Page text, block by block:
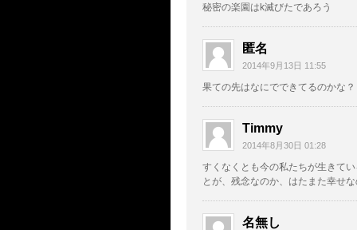
秘密の楽園はk滅びたであろう
匿名
2014年9月13日 11:55
果ての先はなにでできてるのかな？
Timmy
2014年8月30日 01:28
すくなくとも今の私たちが生きて
とが、残念なのか、はたまた幸せ
名無し